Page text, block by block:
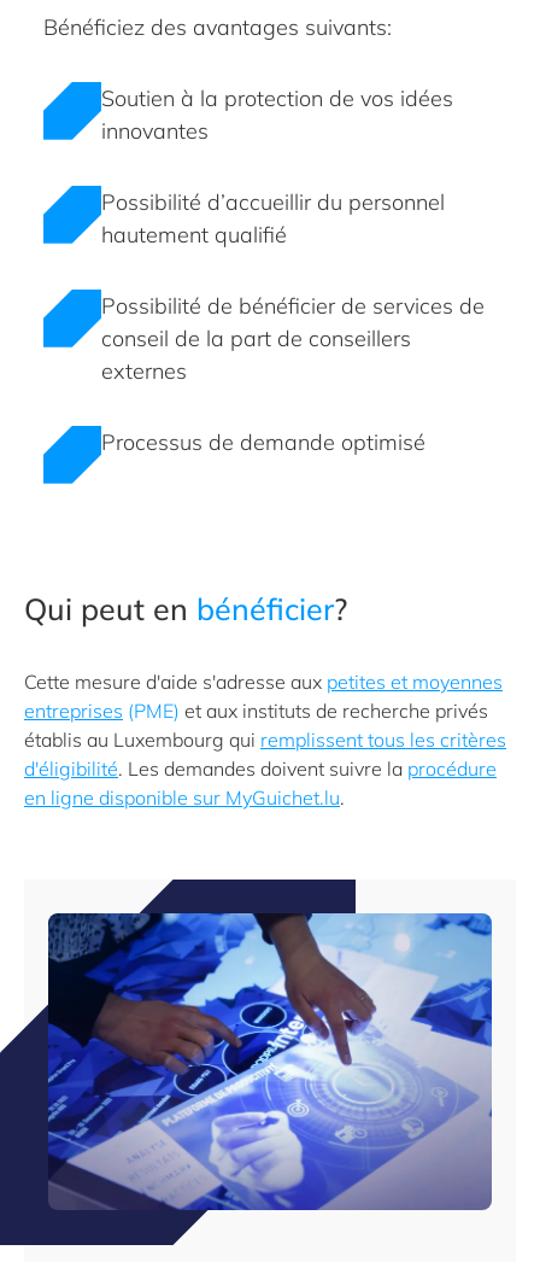
Bénéficiez des avantages suivants:
Soutien à la protection de vos idées
innovantes
Possibilité d’accueillir du personnel
hautement qualifié
Possibilité de bénéficier de services de
conseil de la part de conseillers
externes
Processus de demande optimisé
Qui peut en bénéficier?
Cette mesure d'aide s'adresse aux petites et moyennes
entreprises (PME) et aux instituts de recherche privés
établis au Luxembourg qui remplissent tous les critères
d'éligibilité. Les demandes doivent suivre la procédure
en ligne disponible sur MyGuichet.lu.